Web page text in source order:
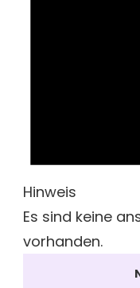
Hinweis
Es sind keine
vorhanden.